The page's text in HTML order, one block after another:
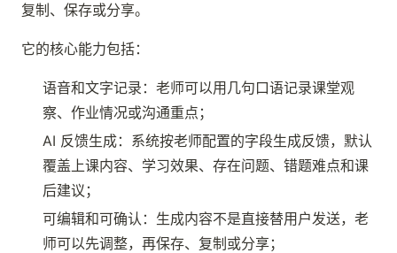
复制、保存或分享。
它的核心能力包括：
语音和文字记录：老师可以用几句口语记录课堂观
察、作业情况或沟通重点；
AI 反馈生成：系统按老师配置的字段生成反馈，默认
覆盖上课内容、学习效果、存在问题、错题难点和课
后建议；
可编辑和可确认：生成内容不是直接替用户发送，老
师可以先调整，再保存、复制或分享；